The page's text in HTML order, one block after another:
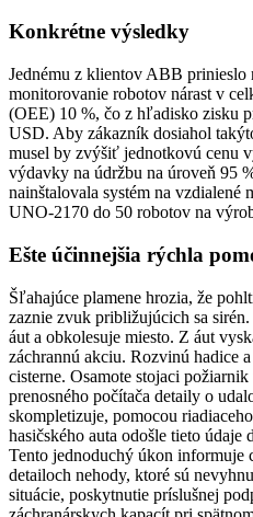
Konkrétne výsledky
Jednému z klientov ABB prinieslo
monitorovanie robotov nárast v
(OEE) 10 %, čo z hľadisko zisku
USD. Aby zákazník dosiahol
musel by zvýšiť jednotkovú cenu
výdavky na údržbu na úroveň 95
nainštalovala systém na vzdialené
UNO-2170 do 50 robotov na
Ešte účinnejšia rýchla
Šľahajúce plamene hrozia, že
zaznie zvuk približujúcich sa
áut a obkolesuje miesto. Z áut
záchrannú akciu. Rozvinú hadice
cisterne. Osamote stojaci
prenosného počítača detaily o
skompletizuje, pomocou
hasičského auta odošle tieto údaje
Tento jednoduchý úkon informuje
detailoch nehody, ktoré sú
situácie, poskytnutie príslušnej